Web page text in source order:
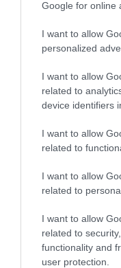
Google for online
I want to allow
personalized
I want to allow
related to
device identifiers
I want to allow
related to
I want to allow
related to
I want to allow
related to
functionality and
user protection.
μπύρας σε ένα
Κάρτα Αγρότη:
Αυγούστου –